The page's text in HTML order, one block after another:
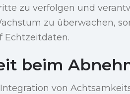
zu verfolgen und
zu überwachen,
Echtzeitdaten.
beim
von